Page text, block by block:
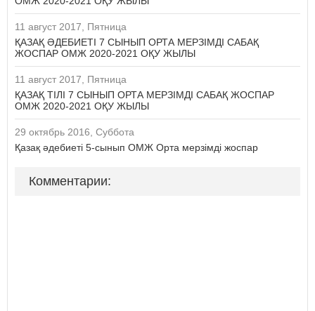
11 август 2017, Пятница
ҚАЗАҚ ӘДЕБИЕТІ 7 СЫНЫП ОРТА МЕРЗІМДІ САБАҚ
ЖОСПАР ОМЖ 2020-2021 ОҚУ ЖЫЛЫ
11 август 2017, Пятница
ҚАЗАҚ ТІЛІ 7 СЫНЫП ОРТА МЕРЗІМДІ САБАҚ ЖОСПАР
ОМЖ 2020-2021 ОҚУ ЖЫЛЫ
29 октябрь 2016, Суббота
Қазақ әдебиеті 5-сынып ОМЖ Орта мерзімді жоспар
Комментарии: